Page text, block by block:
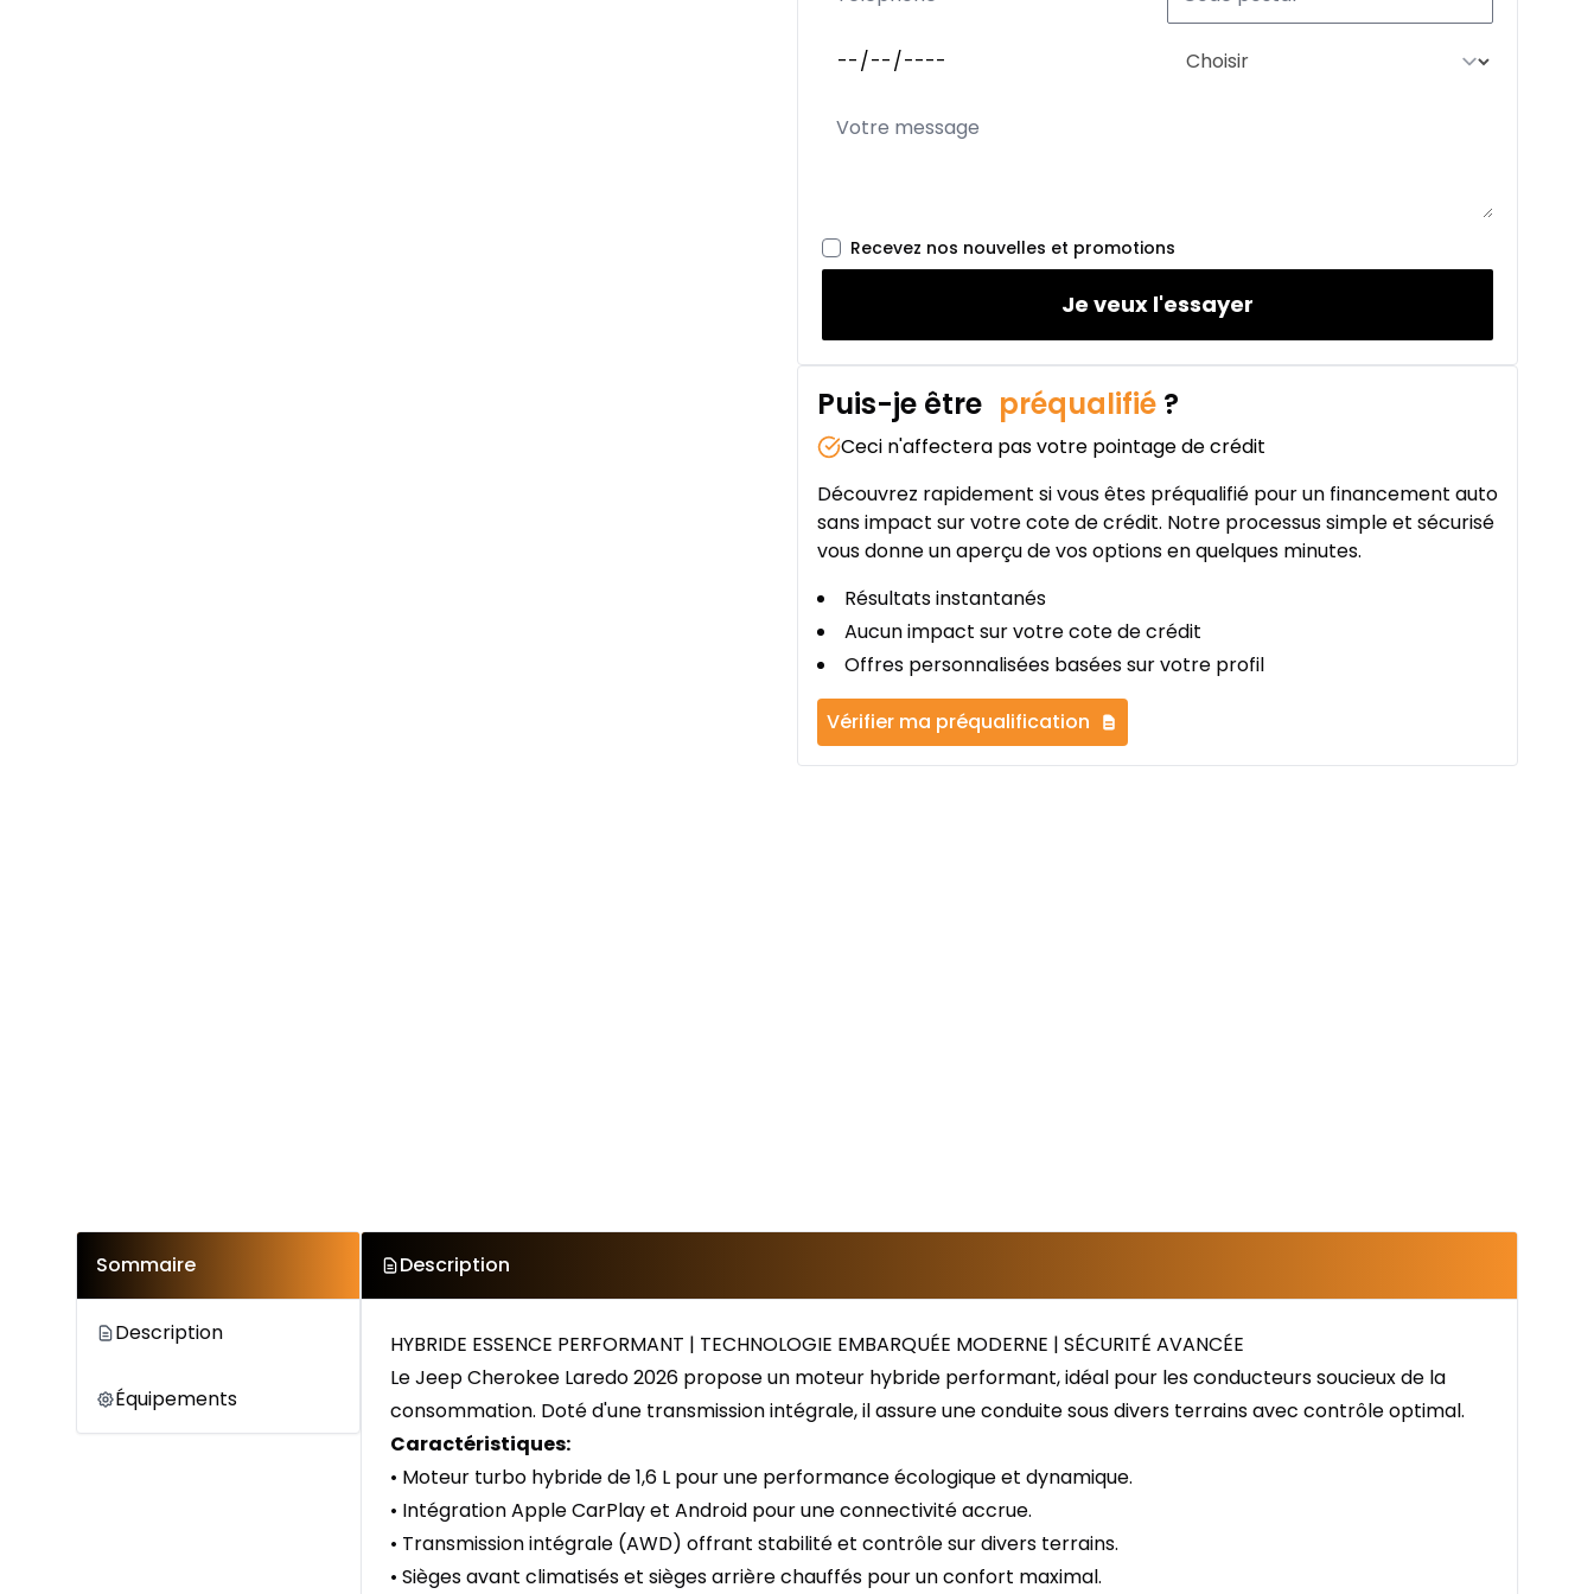
0.00 $ d'acompte • 2.99%
À partir de :
Location sur 24 mois
Recevez nos nouvelles et promotions
Je veux l'essayer
Puis-je être préqualifié ?
Ceci n'affectera pas votre pointage de crédit
Découvrez rapidement si vous êtes préqualifié pour un financement auto
sans impact sur votre cote de crédit. Notre processus simple et sécurisé
vous donne un aperçu de vos options en quelques minutes.
Résultats instantanés
Aucun impact sur votre cote de crédit
Offres personnalisées basées sur votre profil
Vérifier ma préqualification
Sommaire
Description
Équipements
Description
HYBRIDE ESSENCE PERFORMANT | TECHNOLOGIE EMBARQUÉE MODERNE | SÉCURITÉ AVANCÉE
Le Jeep Cherokee Laredo 2026 propose un moteur hybride performant, idéal pour les conducteurs soucieux de la
consommation. Doté d'une transmission intégrale, il assure une conduite sous divers terrains avec contrôle optimal.
Caractéristiques:
• Moteur turbo hybride de 1,6 L pour une performance écologique et dynamique.
• Intégration Apple CarPlay et Android pour une connectivité accrue.
• Transmission intégrale (AWD) offrant stabilité et contrôle sur divers terrains.
• Sièges avant climatisés et sièges arrière chauffés pour un confort maximal.